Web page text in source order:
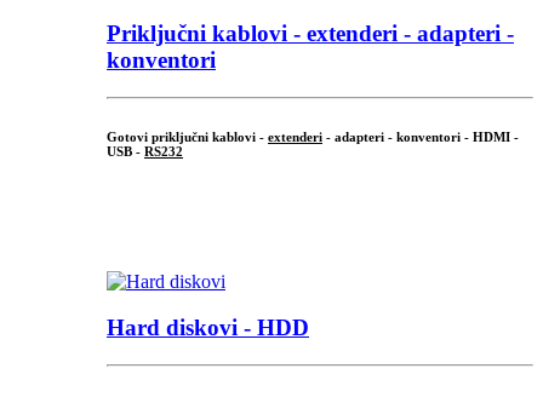
Priključni kablovi - extenderi - adapteri -
konventori
Gotovi priključni kablovi - extenderi - adapteri - konventori - HDMI -
USB - RS232
Hard diskovi - HDD